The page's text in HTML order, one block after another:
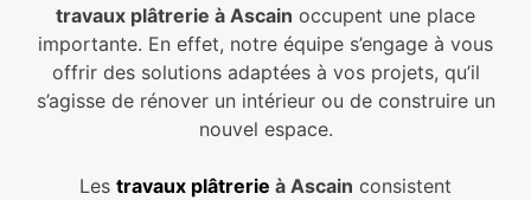
travaux plâtrerie à Ascain occupent une place
importante. En effet, notre équipe s’engage à vous
offrir des solutions adaptées à vos projets, qu’il
s’agisse de rénover un intérieur ou de construire un
nouvel espace.
Les travaux plâtrerie à Ascain consistent